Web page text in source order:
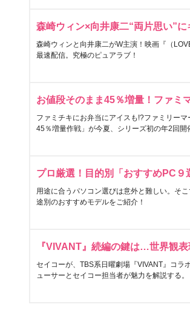
森崎ウィン×向井康二“両片思い”
森崎ウィンと向井康二がW主演！映画『（
最速配信。究極のピュアラブ！
お値段そのまま45％増量！ファミ
ファミチキにお弁当にアイスも!?ファミリー
45％増量作戦」が今夏、シリーズ初の年2回開
プロ厳選！目的別「おすすめPC９
用途に合うパソコン選びは意外と難しい。そ
途別のおすすめモデルをご紹介！
『VIVANT』続編の鍵は…世界観
セイコーが、TBS系日曜劇場『VIVANT』コラ
ューサーとセイコー担当者が魅力を解説する。